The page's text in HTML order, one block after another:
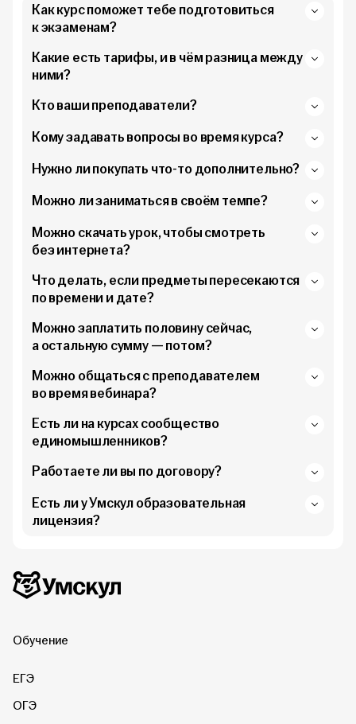
Как курс поможет тебе подготовиться
к экзаменам?
Какие есть тарифы, и в чём разница между
ними?
Кто ваши преподаватели?
Кому задавать вопросы во время курса?
Нужно ли покупать что-то дополнительно?
Можно ли заниматься в своём темпе?
Можно скачать урок, чтобы смотреть
без интернета?
Что делать, если предметы пересекаются
по времени и дате?
Можно заплатить половину сейчас,
а остальную сумму — потом?
Можно общаться с преподавателем
во время вебинара?
Есть ли на курсах сообщество
единомышленников?
Работаете ли вы по договору?
Есть ли у Умскул образовательная
лицензия?
Дополнительная информация
Умскул
Обучение
ЕГЭ
ОГЭ